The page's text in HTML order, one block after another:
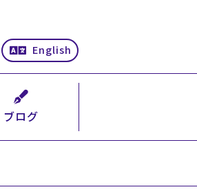
English
ブログ